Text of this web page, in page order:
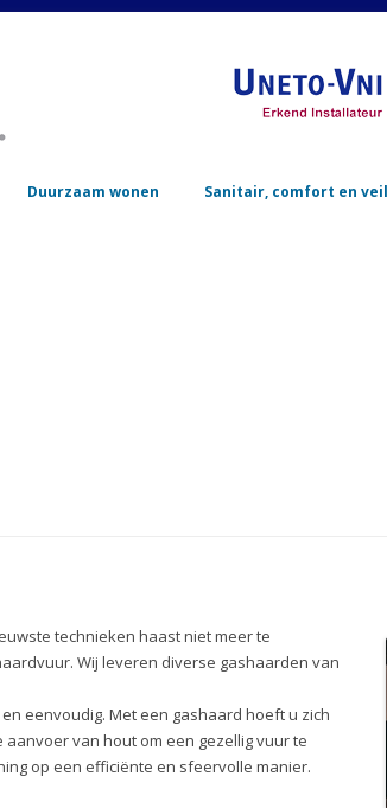
Duurzaam wonen Sanitair, comfort en
technieken haast niet meer te
Wij leveren diverse gashaarden van
eenvoudig. Met een gashaard hoeft u zich
van hout om een gezellig vuur te
op een efficiënte en sfeervolle manier.